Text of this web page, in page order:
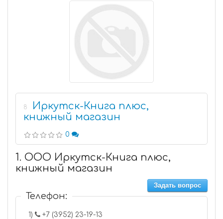
8
Иркутск-Книга плюс,
книжный магазин
0
1. ООО Иркутск-Книга плюс,
книжный магазин
Задать вопрос
Телефон:
1)
+7 (3952) 23-19-13